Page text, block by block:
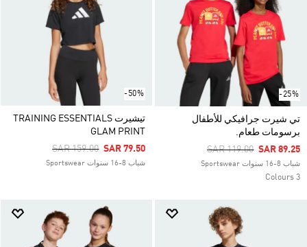
-25%
تي شيرت جرافيكي للأطفال
برسومات طعام.
Price Reduced From
SAR 119.00ToSAR 89.25
شباب 8-16 سنوات Sportswear
3 Colours
-50%
تيشيرت TRAINING ESSENTIALS
GLAM PRINT
Price Reduced From
SAR 159.00ToSAR 79.50
شباب 8-16 سنوات Sportswear